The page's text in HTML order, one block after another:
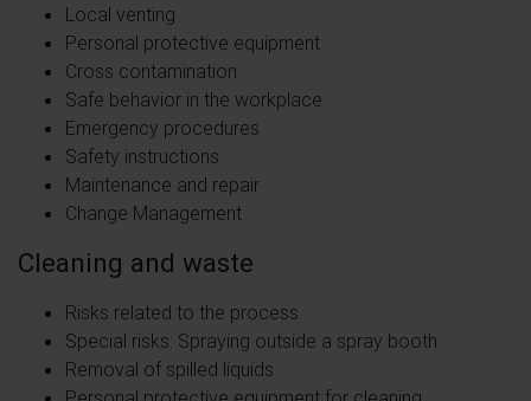
Local venting
Personal protective equipment
Cross contamination
Safe behavior in the workplace
Emergency procedures
Safety instructions
Maintenance and repair
Change Management
Cleaning and waste
Risks related to the process
Special risks: Spraying outside a spray booth
Removal of spilled liquids